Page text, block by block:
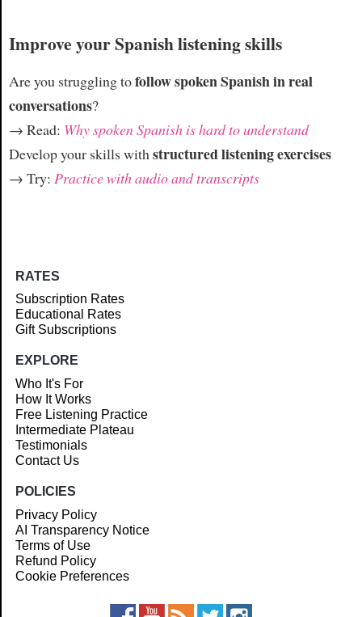
Improve your Spanish listening skills
Are you struggling tofollow spoken Spanish in real
conversations?
→ Read: Why spoken Spanish is hard to understand
Develop your skills withstructured listening exercises
→ Try: Practice with audio and transcripts
RATES
Subscription Rates
Educational Rates
Gift Subscriptions
EXPLORE
Who It's For
How It Works
Free Listening Practice
Intermediate Plateau
Testimonials
Contact Us
POLICIES
Privacy Policy
AI Transparency Notice
Terms of Use
Refund Policy
Cookie Preferences